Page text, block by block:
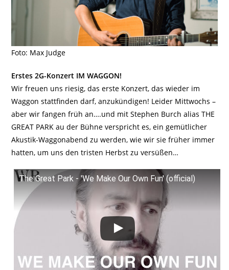
Foto: Max Judge
Erstes 2G-Konzert IM WAGGON!
Wir freuen uns riesig, das erste Konzert, das wieder im
Waggon stattfinden darf, anzukündigen! Leider Mittwochs –
aber wir fangen früh an….und mit Stephen Burch alias THE
GREAT PARK au der Bühne verspricht es, ein gemütlicher
Akustik-Waggonabend zu werden, wie wir sie früher immer
hatten, um uns den tristen Herbst zu versüßen…
The Great Park - 'We Make Our Own Fun' (official)